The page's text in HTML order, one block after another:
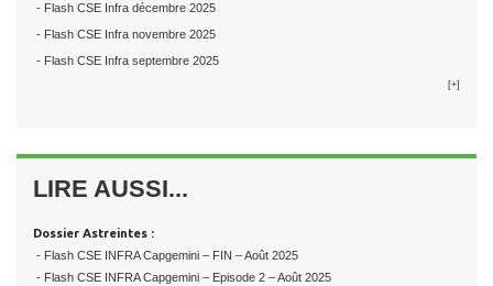
- Flash CSE Infra décembre 2025
- Flash CSE Infra novembre 2025
- Flash CSE Infra septembre 2025
[+]
LIRE AUSSI...
Dossier Astreintes :
- Flash CSE INFRA Capgemini – FIN – Août 2025
- Flash CSE INFRA Capgemini – Episode 2 – Août 2025